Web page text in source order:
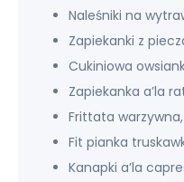
Naleśniki na
Zapiekanki z
Cukiniowa
Zapiekanka a’la
Frittata warzywna,
Fit pianka
Kanapki a’la